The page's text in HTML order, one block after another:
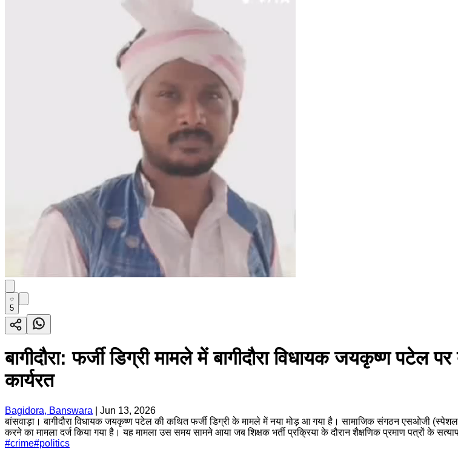
5
बागीदौरा: फर्जी डिग्री मामले में बागीदौरा विधायक जयकृष्ण
कार्यरत
Bagidora, Banswara
Jun 13, 2026
बांसवाड़ा। बागीदौरा विधायक जयकृष्ण पटेल की कथित फर्जी डिग्री के मामले में नया मोड़ आ गया है। सामाजिक संगठन एसओजी
करने का मामला दर्ज किया गया है। यह मामला उस समय सामने आया जब शिक्षक भर्ती प्रक्रिया के दौरान शैक्षणिक प्रमाण पत्रों के
#crime#politics